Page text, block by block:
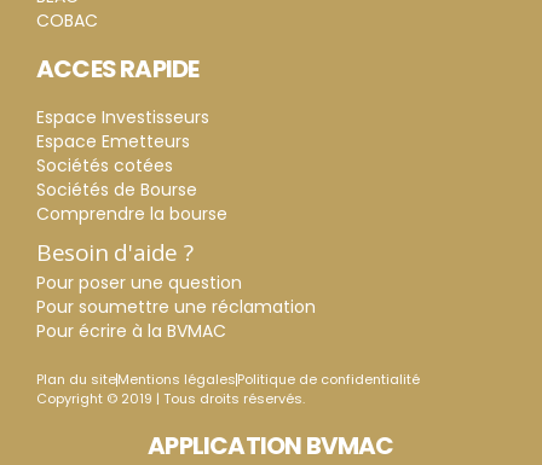
COBAC
ACCES RAPIDE
Espace Investisseurs
Espace Emetteurs
Sociétés cotées
Sociétés de Bourse
Comprendre la bourse
Besoin d'aide ?
Pour poser une question
Pour soumettre une réclamation
Pour écrire à la BVMAC
Plan du siteMentions légalesPolitique de confidentialité
Copyright © 2019 | Tous droits réservés.
APPLICATION BVMAC